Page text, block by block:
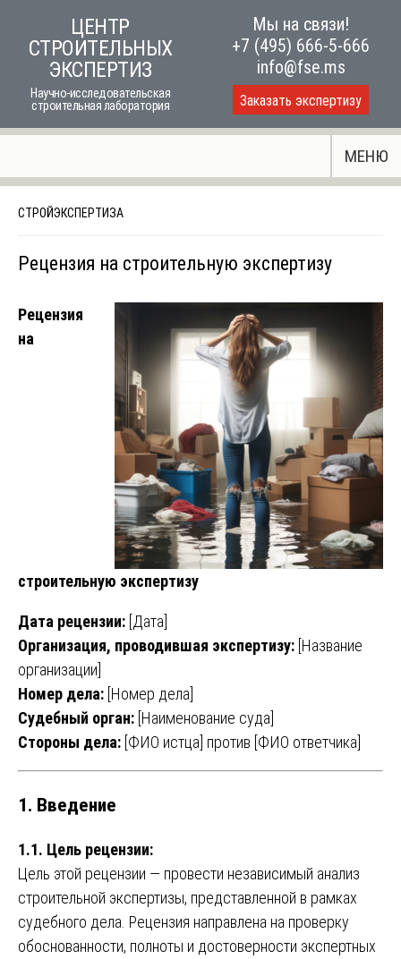
content
ЦЕНТР
СТРОИТЕЛЬНЫХ
ЭКСПЕРТИЗ
Научно-исследовательская
строительная лаборатория
Мы на связи!
+7 (495) 666-5-666
info@fse.ms
Заказать экспертизу
МЕНЮ
СТРОЙЭКСПЕРТИЗА
Рецензия на строительную экспертизу
Рецензия
на
строительную экспертизу
Дата рецензии: [Дата]
Организация, проводившая экспертизу: [Название
организации]
Номер дела: [Номер дела]
Судебный орган: [Наименование суда]
Стороны дела: [ФИО истца] против [ФИО ответчика]
1. Введение
1.1. Цель рецензии:
Цель этой рецензии — провести независимый анализ
строительной экспертизы, представленной в рамках
судебного дела. Рецензия направлена на проверку
обоснованности, полноты и достоверности экспертных